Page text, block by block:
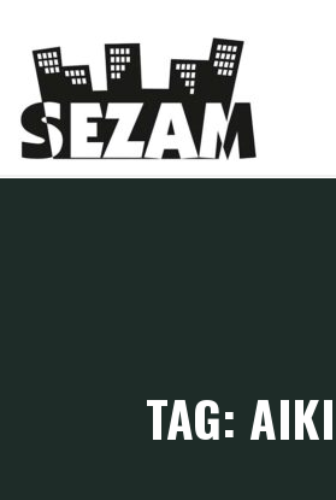
content
TAG: